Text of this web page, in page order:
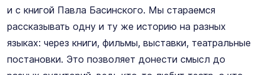
и с книгой Павла Басинского. Мы стараемся
рассказывать одну и ту же историю на разных
языках: через книги, фильмы, выставки, театральные
постановки. Это позволяет донести смысл до